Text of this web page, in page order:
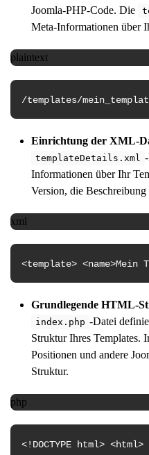
Joomla-PHP-Code. Die
Meta-Informationen über
plaintext
/templates/
Einrichtung der XML-
templateDetails.xml
Informationen über Ihr
Version, die
xml
<template> <name>Mein
Grundlegende HTML-
index.php -Datei
Struktur Ihres Templates.
Positionen und andere
Struktur.
php
<!DOCTYPE html>